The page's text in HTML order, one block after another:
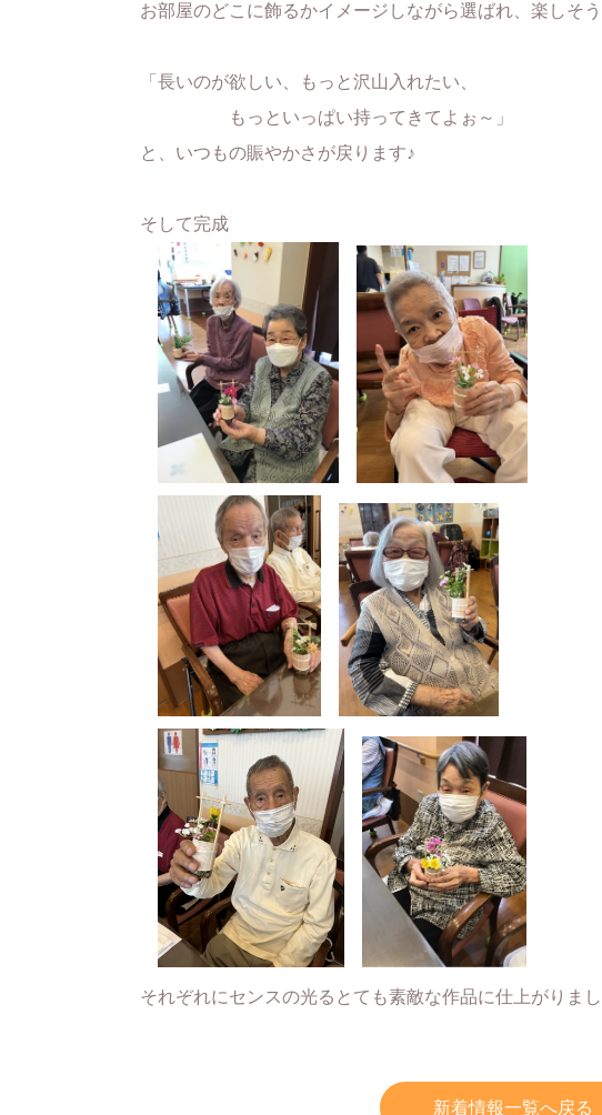
お部屋のどこに飾るかイメージしながら選ばれ、楽しそ
「長いのが欲しい、もっと沢山入れたい、
もっといっぱい持ってきてよぉ～」
と、いつもの賑やかさが戻ります♪
そして完成
それぞれにセンスの光るとても素敵な作品に仕上がりま
新着情報一覧へ戻る